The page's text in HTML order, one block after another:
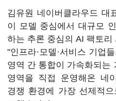
김유원 네이버클라우드 대
이 모델 중심에서 대규모
하는 추론 중심의 AI 팩토리
"인프라·모델·서비스 기업
영역 간 통합이 가속화되는
영역을 직접 운영해온 네
경쟁 환경에 가장 선제적